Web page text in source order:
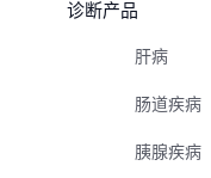
诊断产品
肝病
肠道疾病
胰腺疾病